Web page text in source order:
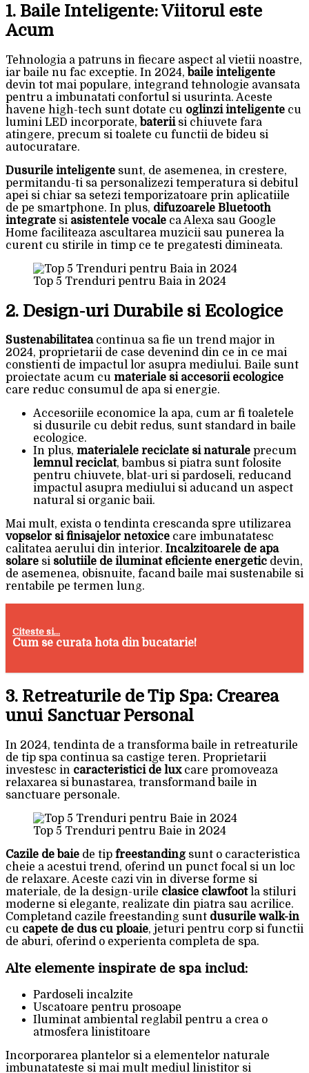
1. Baile Inteligente: Viitorul este
Acum
Tehnologia a patruns in fiecare aspect al vietii noastre,
iar baile nu fac exceptie. In 2024, baile inteligente
devin tot mai populare, integrand tehnologie avansata
pentru a imbunatati confortul si usurinta. Aceste
havene high-tech sunt dotate cu oglinzi inteligente cu
lumini LED incorporate, bateriisi chiuvete fara
atingere, precum si toalete cu functii de bideu si
autocuratare.
Dusurile inteligente sunt, de asemenea, in crestere,
permitandu-ti sa personalizezi temperatura si debitul
apei si chiar sa setezi temporizatoare prin aplicatiile
de pe smartphone. In plus, difuzoarele Bluetooth
integrate si asistentele vocale ca Alexa sau Google
Home faciliteaza ascultarea muzicii sau punerea la
curent cu stirile in timp ce te pregatesti dimineata.
Top 5 Trenduri pentru Baia in 2024
2. Design-uri Durabile si Ecologice
Sustenabilitateacontinua sa fie un trend major in
2024, proprietarii de case devenind din ce in ce mai
constienti de impactul lor asupra mediului. Baile sunt
proiectate acum cu materiale si accesorii ecologice
care reduc consumul de apa si energie.
Accesoriile economice la apa, cum ar fi toaletele
si dusurile cu debit redus, sunt standard in baile
ecologice.
In plus, materialele reciclate si naturale precum
lemnul reciclat, bambus si piatra sunt folosite
pentru chiuvete, blat-uri si pardoseli, reducand
impactul asupra mediului si aducand un aspect
natural si organic baii.
Mai mult, exista o tendinta crescanda spre utilizarea
vopselor si finisajelor netoxice care imbunatatesc
calitatea aerului din interior. Incalzitoarele de apa
solare si solutiile de iluminat eficiente energetic devin,
de asemenea, obisnuite, facand baile mai sustenabile si
rentabile pe termen lung.
Citeste si...
Cum se curata hota din bucatarie!
3. Retreaturile de Tip Spa: Crearea
unui Sanctuar Personal
In 2024, tendinta de a transforma baile in retreaturile
de tip spa continua sa castige teren. Proprietarii
investesc in caracteristici de luxcare promoveaza
relaxarea si bunastarea, transformand baile in
sanctuare personale.
Top 5 Trenduri pentru Baie in 2024
Cazile de baie de tip freestandingsunt o caracteristica
cheie a acestui trend, oferind un punct focal si un loc
de relaxare. Aceste cazi vin in diverse forme si
materiale, de la design-urile clasice clawfootla stiluri
moderne si elegante, realizate din piatra sau acrilice.
Completand cazile freestanding sunt dusurile walk-in
cu capete de dus cu ploaie, jeturi pentru corp si functii
de aburi, oferind o experienta completa de spa.
Alte elemente inspirate de spa includ:
Pardoseli incalzite
Uscatoare pentru prosoape
Iluminat ambiental reglabil pentru a crea o
atmosfera linistitoare
Incorporarea plantelor si a elementelor naturale
imbunatateste si mai mult mediul linistitor si